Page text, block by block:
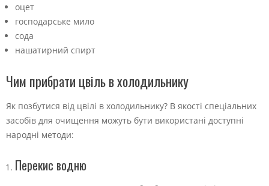
оцет
господарське мило
сода
нашатирний спирт
Чим прибрати цвіль в холодильнику
Як позбутися від цвілі в холодильнику? В якості спеціальних
засобів для очищення можуть бути використані доступні
народні методи:
Перекис водню